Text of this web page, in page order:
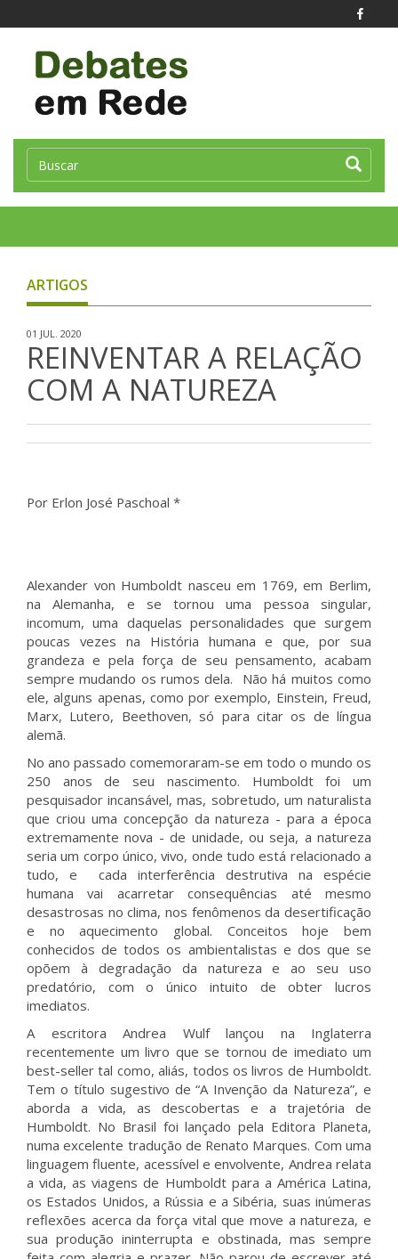
ARTIGOS
01 JUL. 2020
REINVENTAR A RELAÇÃO
COM A NATUREZA
Por Erlon José Paschoal *
Alexander von Humboldt nasceu em 1769, em Berlim,
na Alemanha, e se tornou uma pessoa singular,
incomum, uma daquelas personalidades que surgem
poucas vezes na História humana e que, por sua
grandeza e pela força de seu pensamento, acabam
sempre mudando os rumos dela. Não há muitos como
ele, alguns apenas, como por exemplo, Einstein, Freud,
Marx, Lutero, Beethoven, só para citar os de língua
alemã.
No ano passado comemoraram-se em todo o mundo os
250 anos de seu nascimento. Humboldt foi um
pesquisador incansável, mas, sobretudo, um naturalista
que criou uma concepção da natureza - para a época
extremamente nova - de unidade, ou seja, a natureza
seria um corpo único, vivo, onde tudo está relacionado a
tudo, e cada interferência destrutiva na espécie
humana vai acarretar consequências até mesmo
desastrosas no clima, nos fenômenos da desertificação
e no aquecimento global. Conceitos hoje bem
conhecidos de todos os ambientalistas e dos que se
opõem à degradação da natureza e ao seu uso
predatório, com o único intuito de obter lucros
imediatos.
A escritora Andrea Wulf lançou na Inglaterra
recentemente um livro que se tornou de imediato um
best-seller tal como, aliás, todos os livros de Humboldt.
Tem o título sugestivo de “A Invenção da Natureza”, e
aborda a vida, as descobertas e a trajetória de
Humboldt. No Brasil foi lançado pela Editora Planeta,
numa excelente tradução de Renato Marques. Com uma
linguagem fluente, acessível e envolvente, Andrea relata
a vida, as viagens de Humboldt para a América Latina,
os Estados Unidos, a Rússia e a Sibéria, suas inúmeras
reflexões acerca da força vital que move a natureza, e
sua produção ininterrupta e obstinada, mas sempre